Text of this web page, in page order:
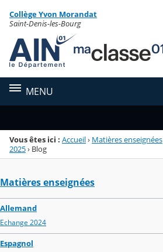
Menu de la rubrique
Contenu
Collège Yvon Morandat
Saint-Denis-les-Bourg
MENU
Vous êtes ici : Accueil› Matières enseignées
2025› Blog
Matières enseignées
Allemand
Echange 2024
Espagnol